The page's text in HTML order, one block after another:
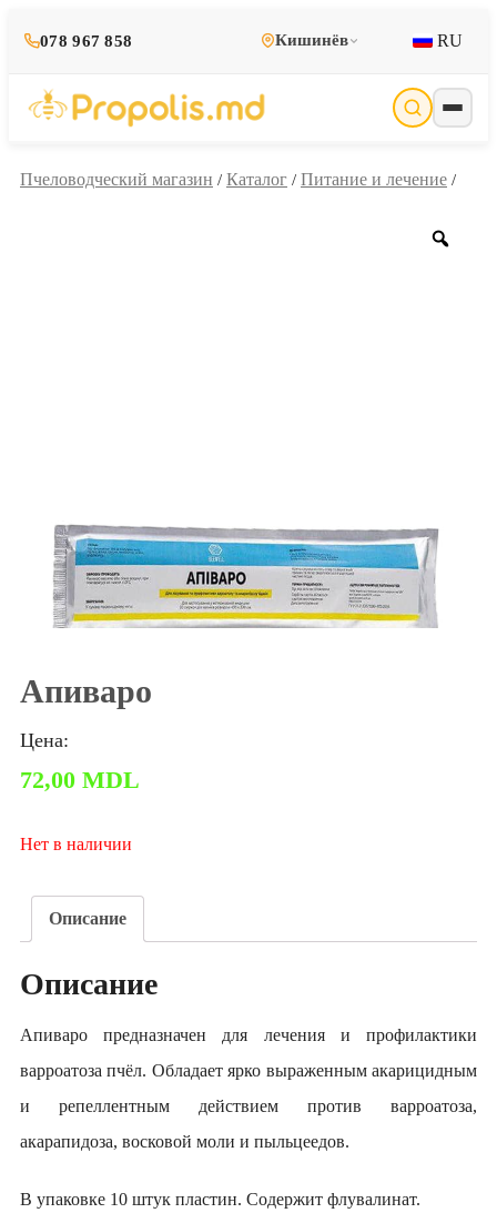
078 967 858 Кишинёв RU
Пчеловодческий магазин / Каталог / Питание и лечение /
Апиваро
Цена:
72,00 MDL
Нет в наличии
Описание
Описание
Апиваро предназначен для лечения и профилактики
варроатоза пчёл. Обладает ярко выраженным акарицидным
и репеллентным действием против варроатоза,
акарапидоза, восковой моли и пыльцеедов.
В упаковке 10 штук пластин. Содержит флувалинат.